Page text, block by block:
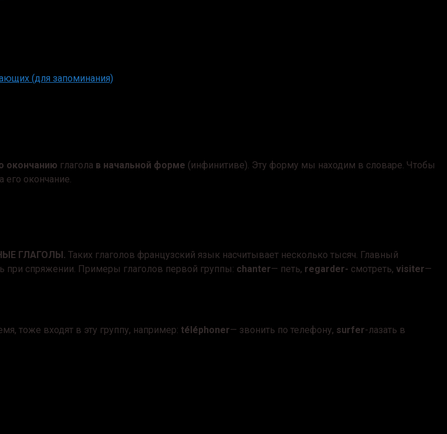
(для запоминания)
окончанию глагола в начальной форме (инфинитиве). Эту форму мы находим в словаре. Чтобы
его окончание.
ГЛАГОЛЫ. Таких глаголов французский язык насчитывает несколько тысяч. Главный
спряжении. Примеры глаголов первой группы: chanter— петь, regarder- смотреть, visiter—
тоже входят в эту группу, например: téléphoner— звонить по телефону, surfer-лазать в